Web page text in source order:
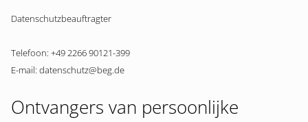
Datenschutzbeauftragter
Telefoon: +49 2266 90121-399
E-mail: datenschutz@beg.de
Ontvangers van persoonlijke